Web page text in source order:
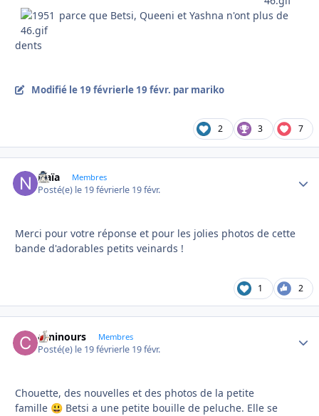
parce que Betsi, Queeni et Yashna n'ont plus de
dents
Modifié le 19 févrierle 19 févr. par mariko
2 3 7
Naïa Membres
Posté(e) le 19 févrierle 19 févr.
Merci pour votre réponse et pour les jolies photos de cette
bande d'adorables petits veinards !
1 2
caninours Membres
Posté(e) le 19 févrierle 19 févr.
Chouette, des nouvelles et des photos de la petite
famille 😃 Betsi a une petite bouille de peluche. Elle se